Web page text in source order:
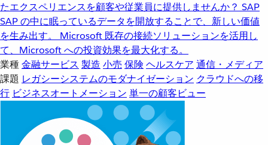
たエクスペリエンスを顧客や従業員に提供しませんか？ SAP
SAP の中に眠っているデータを開放することで、新しい価値
を生み出す。
Microsoft 既存の接続ソリューションを活用し
て、Microsoft への投資効果を最大化する。
業種金融サービス 製造 小売 保険 ヘルスケア 通信・メディア
課題 レガシーシステムのモダナイゼーション クラウドへの移
行 ビジネスオートメーション 単一の顧客ビュー